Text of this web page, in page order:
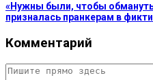
«Нужны были, чтобы
призналась пранкерам в
Комментарий